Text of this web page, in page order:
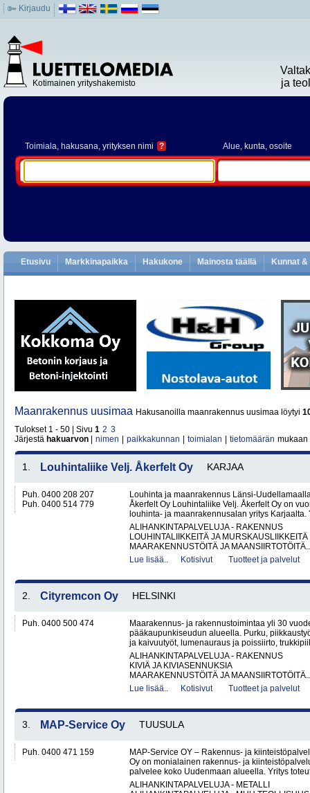
Kirjaudu
Kotimainen yrityshakemisto
ja
Toimiala, hakusana, yrityksen nimi ? Alue, kunta, osoite
Etusivu Markkinapaikka Hakukone Mainosta täällä Kunnat
Maanrakennus uusimaa Hakusanoilla maanrakennus uusimaa löytyi
Tulokset 1 - 50 | Sivu 1 2 3
Järjestä hakuarvon nimen paikkakunnan toimialan tietomäärän mukaan
1. Louhintaliike Velj. Åkerfelt Oy KARJAA
Puh. 0400 208 207
Puh. 0400 514 779
Louhinta ja maanrakennus Länsi-
Åkerfelt Oy Louhintaliike Velj. Åkerfelt Oy on
louhinta- ja maanrakennusalan yritys Karjaalta.
ALIHANKINTAPALVELUJA - RAKENNUS
LOUHINTALIIKKEITÄ JA MURSKAUSLIIKKEITÄ
MAARAKENNUSTÖITÄ JA MAANSIIRTOTÖITÄ..
Lue lisää..
Kotisivut Tuotteet ja palvelut
2. Cityremcon Oy HELSINKI
Puh. 0400 500 474
Maarakennus- ja rakennustoimintaa yli 30
pääkaupunkiseudun alueella. Purku,
ja kaivuutyöt, lumenauraus ja poissiirto,
ALIHANKINTAPALVELUJA - RAKENNUS
KIVIÄ JA KIVIASENNUKSIA
MAARAKENNUSTÖITÄ JA MAANSIIRTOTÖITÄ..
Lue lisää..
Kotisivut Tuotteet ja palvelut
3. MAP-Service Oy TUUSULA
Puh. 0400 471 159
MAP-Service OY – Rakennus- ja
Oy on monialainen rakennus- ja
palvelee koko Uudenmaan alueella. Yritys
ALIHANKINTAPALVELUJA - METALLI